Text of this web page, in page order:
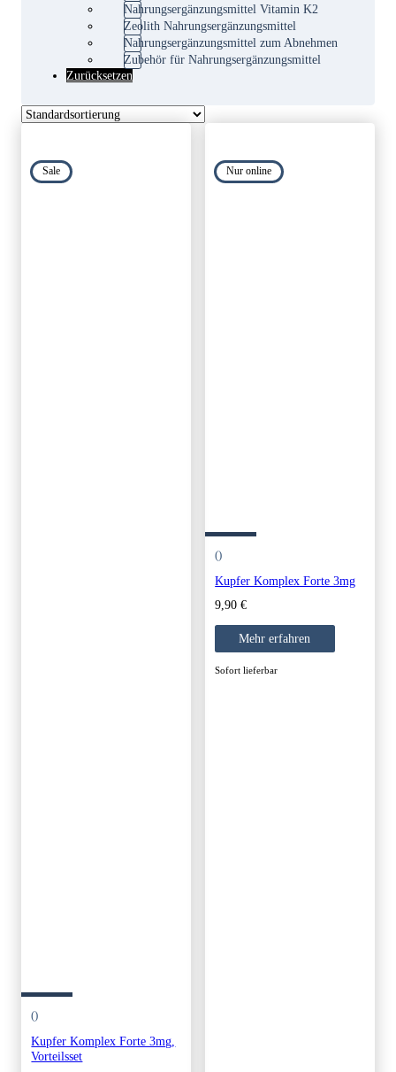
Nahrungsergänzungsmittel Vitamin K2
Zeolith Nahrungsergänzungsmittel
Nahrungsergänzungsmittel zum Abnehmen
Zubehör für Nahrungsergänzungsmittel
Zurücksetzen
()
Kupfer Komplex Forte 3mg,
Vorteilsset
Sale
()
Kupfer Komplex Forte 3mg
9,90€
Mehr erfahren
Sofort lieferbar
Nur online